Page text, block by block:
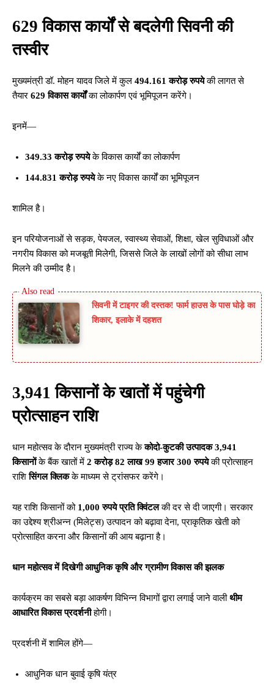
629 विकास कार्यों से बदलेगी सिवनी की
तस्वीर
मुख्यमंत्री डॉ. मोहन यादव जिले में कुल 494.161 करोड़ रुपयेकी लागत से
तैयार 629 विकास कार्योंका लोकार्पण एवं भूमिपूजन करेंगे।
इनमें—
349.33 करोड़ रुपयेके विकास कार्यों का लोकार्पण
144.831 करोड़ रुपयेके नए विकास कार्यों का भूमिपूजन
शामिल है।
इन परियोजनाओं से सड़क, पेयजल, स्वास्थ्य सेवाओं, शिक्षा, खेल सुविधाओं और
नगरीय विकास को मजबूती मिलेगी, जिससे जिले के लाखों लोगों को सीधा लाभ
मिलने की उम्मीद है।
सिवनी में टाइगर की दस्तक! फार्म हाउस के पास घोड़े का
शिकार, इलाके में दहशत
3,941 किसानों के खातों में पहुंचेगी
प्रोत्साहन राशि
धान महोत्सव के दौरान मुख्यमंत्री राज्य केकोदो-कुटकी उत्पादक 3,941
किसानोंके बैंक खातों में 2 करोड़ 82 लाख 99 हजार 300 रुपयेकी प्रोत्साहन
राशिसिंगल क्लिकके माध्यम से ट्रांसफर करेंगे।
यह राशि किसानों को 1,000 रुपये प्रति क्विंटलकी दर से दी जाएगी। सरकार
का उद्देश्य श्रीअन्न (मिलेट्स) उत्पादन को बढ़ावा देना, प्राकृतिक खेती को
प्रोत्साहित करना और किसानों की आय बढ़ाना है।
धान महोत्सव में दिखेगी आधुनिक कृषि और ग्रामीण विकास की झलक
कार्यक्रम का सबसे बड़ा आकर्षण विभिन्न विभागों द्वारा लगाई जाने वालीथीम
आधारित विकास प्रदर्शनीहोगी।
प्रदर्शनी में शामिल होंगे—
आधुनिक धान बुवाई कृषि यंत्र